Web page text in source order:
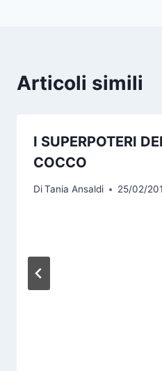
Articoli simili
I SUPERPOTERI
COCCO
DiTania Ansaldi 25/02/